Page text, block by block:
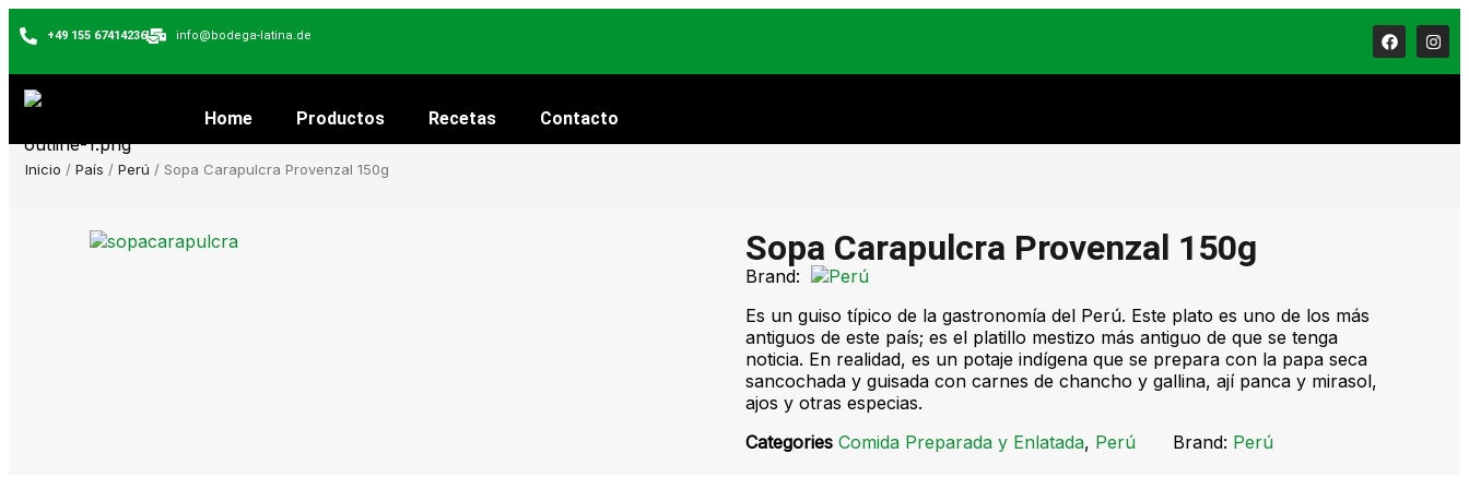
+49 155 67414236 info@bodega-latina.de
Home Productos Recetas Contacto
Inicio / País / Perú / Sopa Carapulcra Provenzal 150g
Sopa Carapulcra Provenzal 150g
Brand:
Es un guiso típico de la gastronomía del Perú. Este plato es uno de los más
antiguos de este país; es el platillo mestizo más antiguo de que se tenga
noticia. En realidad, es un potaje indígena que se prepara con la papa seca
sancochada y guisada con carnes de chancho y gallina, ají panca y mirasol,
ajos y otras especias.
Categories Comida Preparada y Enlatada, Perú Brand: Perú